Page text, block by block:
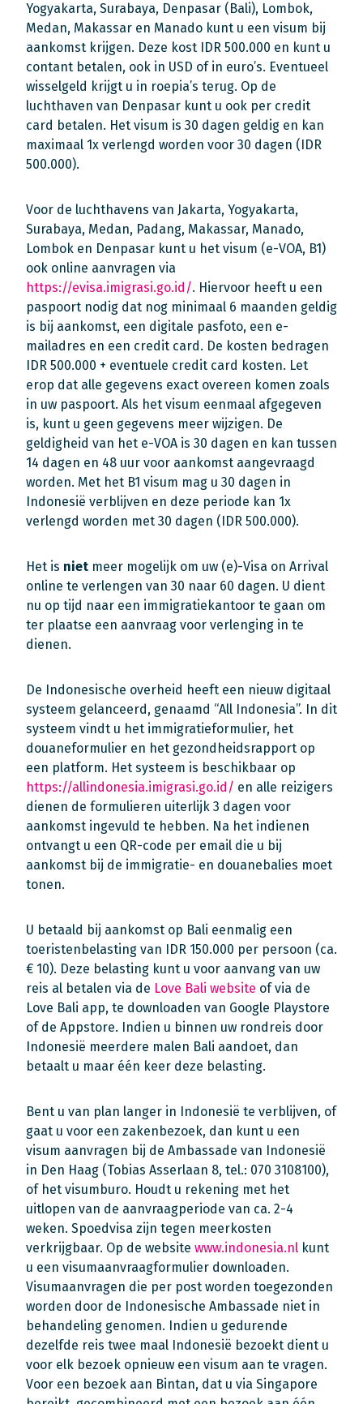
Yogyakarta, Surabaya, Denpasar (Bali), Lombok,
Medan, Makassar en Manado kunt u een visum bij
aankomst krijgen. Deze kost IDR 500.000 en kunt u
contant betalen, ook in USD of in euro’s. Eventueel
wisselgeld krijgt u in roepia’s terug. Op de
luchthaven van Denpasar kunt u ook per credit
card betalen. Het visum is 30 dagen geldig en kan
maximaal 1x verlengd worden voor 30 dagen (IDR
500.000).
Voor de luchthavens van Jakarta, Yogyakarta,
Surabaya, Medan, Padang, Makassar, Manado,
Lombok en Denpasar kunt u het visum (e-VOA, B1)
ook online aanvragen via
https://evisa.imigrasi.go.id/. Hiervoor heeft u een
paspoort nodig dat nog minimaal 6 maanden geldig
is bij aankomst, een digitale pasfoto, een e-
mailadres en een credit card. De kosten bedragen
IDR 500.000 + eventuele credit card kosten. Let
erop dat alle gegevens exact overeen komen zoals
in uw paspoort. Als het visum eenmaal afgegeven
is, kunt u geen gegevens meer wijzigen. De
geldigheid van het e-VOA is 30 dagen en kan tussen
14 dagen en 48 uur voor aankomst aangevraagd
worden. Met het B1 visum mag u 30 dagen in
Indonesië verblijven en deze periode kan 1x
verlengd worden met 30 dagen (IDR 500.000).
Het is niet meer mogelijk om uw (e)-Visa on Arrival
online te verlengen van 30 naar 60 dagen. U dient
nu op tijd naar een immigratiekantoor te gaan om
ter plaatse een aanvraag voor verlenging in te
dienen.
De Indonesische overheid heeft een nieuw digitaal
systeem gelanceerd, genaamd “All Indonesia”. In dit
systeem vindt u het immigratieformulier, het
douaneformulier en het gezondheidsrapport op
een platform. Het systeem is beschikbaar op
https://allindonesia.imigrasi.go.id/ en alle reizigers
dienen de formulieren uiterlijk 3 dagen voor
aankomst ingevuld te hebben. Na het indienen
ontvangt u een QR-code per email die u bij
aankomst bij de immigratie- en douanebalies moet
tonen.
U betaald bij aankomst op Bali eenmalig een
toeristenbelasting van IDR 150.000 per persoon (ca.
€ 10). Deze belasting kunt u voor aanvang van uw
reis al betalen via de Love Bali website of via de
Love Bali app, te downloaden van Google Playstore
of de Appstore. Indien u binnen uw rondreis door
Indonesië meerdere malen Bali aandoet, dan
betaalt u maar één keer deze belasting.
Bent u van plan langer in Indonesië te verblijven, of
gaat u voor een zakenbezoek, dan kunt u een
visum aanvragen bij de Ambassade van Indonesië
in Den Haag (Tobias Asserlaan 8, tel.: 070 3108100),
of het visumburo. Houdt u rekening met het
uitlopen van de aanvraagperiode van ca. 2-4
weken. Spoedvisa zijn tegen meerkosten
verkrijgbaar. Op de website www.indonesia.nl kunt
u een visumaanvraagformulier downloaden.
Visumaanvragen die per post worden toegezonden
worden door de Indonesische Ambassade niet in
behandeling genomen. Indien u gedurende
dezelfde reis twee maal Indonesië bezoekt dient u
voor elk bezoek opnieuw een visum aan te vragen.
Voor een bezoek aan Bintan, dat u via Singapore